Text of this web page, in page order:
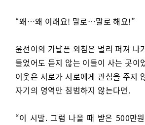
“왜…왜 이래요! 말로…말로 해요!”
윤선이의 가냘픈 외침은 멀리 퍼져 나
들었어도 듣지 않는 이들이 사는 곳이
이웃은 서로가 서로에게 관심을 주지
자기의 영역만 침범하지 않는다면.
“이 시발. 그럼 나올 때 받은 500만